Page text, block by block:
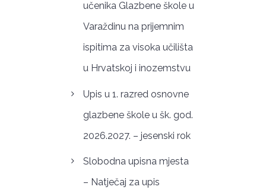
učenika Glazbene škole u
Varaždinu na prijemnim
ispitima za visoka učilišta
u Hrvatskoj i inozemstvu
Upis u 1. razred osnovne
glazbene škole u šk. god.
2026.2027. – jesenski rok
Slobodna upisna mjesta
– Natječaj za upis